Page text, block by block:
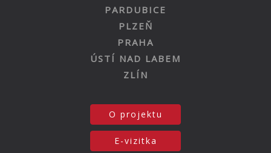
PARDUBICE
PLZEŇ
PRAHA
ÚSTÍ NAD LABEM
ZLÍN
O projektu
E-vizitka